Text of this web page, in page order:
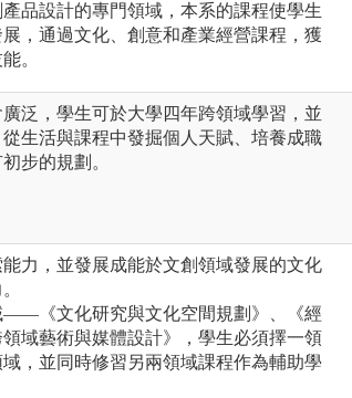
品設計的專門領域，本系的課程使學生
，通過文化、創意和產業經營課程，獲
。
泛，學生可於大學四年跨領域學習，並
生活與課程中發掘個人天賦、培養成職
步的規劃。
力，並發展成能於文創領域發展的文化
——《文化研究與文化空間規劃》、《經
域藝術與媒體設計》，學生必須擇一領
，並同時修習另兩領域課程作為輔助學